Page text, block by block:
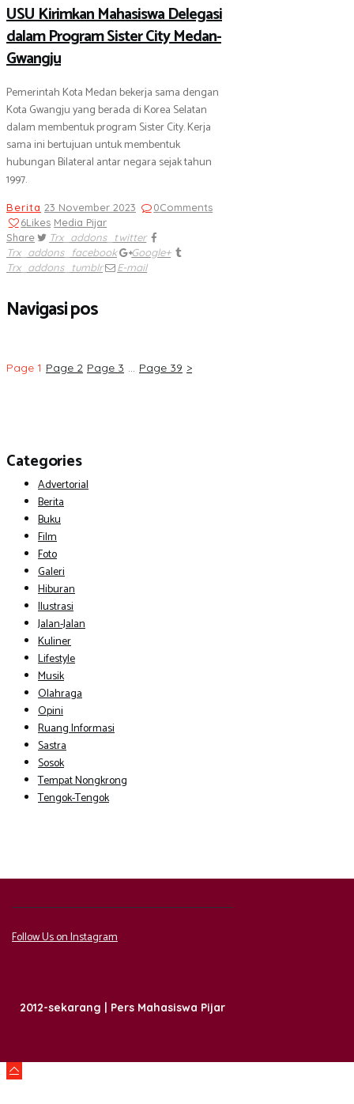
USU Kirimkan Mahasiswa Delegasi
dalam Program Sister City Medan-
Gwangju
Pemerintah Kota Medan bekerja sama dengan
Kota Gwangju yang berada di Korea Selatan
dalam membentuk program Sister City. Kerja
sama ini bertujuan untuk membentuk
hubungan Bilateral antar negara sejak tahun
1997.
Berita 23 November 2023 0Comments
6Likes Media Pijar
Share
Trx_addons_twitter
Trx_addons_facebook
Google+
Trx_addons_tumblr
E-mail
Navigasi pos
Page 1 Page 2 Page 3 … Page 39 >
Categories
Advertorial
Berita
Buku
Film
Foto
Galeri
Hiburan
Ilustrasi
Jalan-Jalan
Kuliner
Lifestyle
Musik
Olahraga
Opini
Ruang Informasi
Sastra
Sosok
Tempat Nongkrong
Tengok-Tengok
Follow Us on Instagram
2012-sekarang | Pers Mahasiswa Pijar